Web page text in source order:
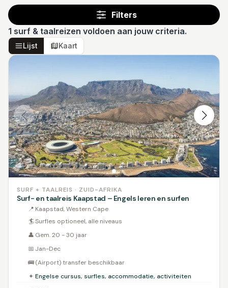
Filters
1 surf & taalreizen voldoen aan jouw criteria.
Lijst Kaart
SURF + TAALREIS · ZUID-AFRIKA
Surf- en taalreis Kaapstad – Engels leren en surfen
📍 Kaapstad, Western Cape
🏄Surfles optioneel, alle niveaus
👤 Gem. 20 - 30 jaar
📅 Jan-Dec
🚌(Airport) transfer beschikbaar
✦ Engelse cursus, surfles, accommodatie, activiteiten